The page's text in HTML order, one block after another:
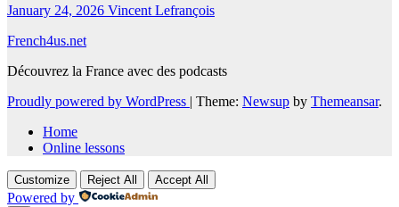
January 24, 2026 Vincent Lefrançois
French4us.net
Découvrez la France avec des podcasts
Proudly powered by WordPress | Theme: Newsup by Themeansar.
Home
Online lessons
Customize Reject All Accept All
Powered by